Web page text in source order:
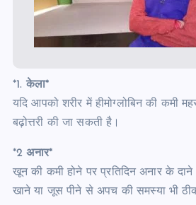
*1. केला*
यदि आपको शरीर में हीमोग्लोबिन की
बढ़ोत्तरी की जा सकती है।
*2अनार*
खून की कमी होने पर प्रतिदिन अनार के
खाने या जूस पीने से अपच की समस्‍या भी